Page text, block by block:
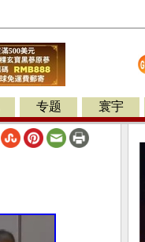
专题 寰宇